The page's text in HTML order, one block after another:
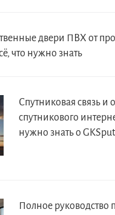
двери ПВХ от
что нужно знать
Спутниковая связь и
спутникового
нужно знать о
Полное руководство